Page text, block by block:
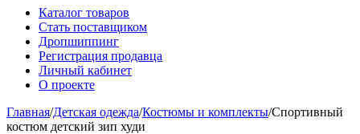
Каталог товаров
Стать поставщиком
Дропшиппинг
Регистрация продавца
Личный кабинет
О проекте
Главная/Детская одежда/Костюмы и комплекты/Спортивный
костюм детский зип худи